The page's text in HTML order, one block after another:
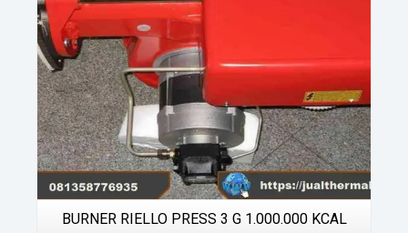
BURNER RIELLO PRESS 3 G 1.000.000 KCAL